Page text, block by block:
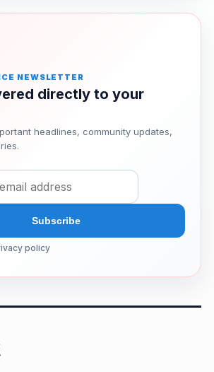
NEWSLETTER
directly to your
headlines, community updates,
policy